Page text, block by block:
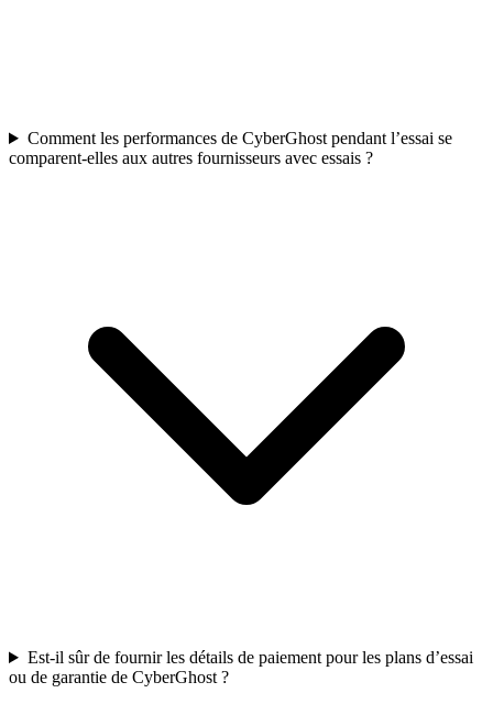
Comment les performances de CyberGhost pendant l’essai se
comparent-elles aux autres fournisseurs avec essais ?
Est-il sûr de fournir les détails de paiement pour les plans d’essai
ou de garantie de CyberGhost ?